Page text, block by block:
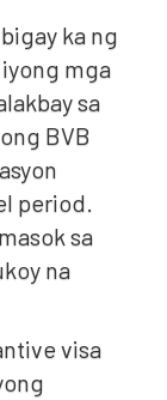
ka ng
mga
sa
BVB
period.
sa
na
visa